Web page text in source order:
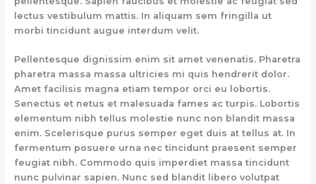
lectus vestibulum mattis. In aliquam sem fringilla ut
morbi tincidunt augue interdum velit.
Pellentesque dignissim enim sit amet venenatis. Pharetra
pharetra massa massa ultricies mi quis hendrerit dolor.
Amet facilisis magna etiam tempor orci eu lobortis.
Senectus et netus et malesuada fames ac turpis. Lobortis
elementum nibh tellus molestie nunc non blandit massa
enim. Scelerisque purus semper eget duis at tellus at. In
fermentum posuere urna nec tincidunt praesent semper
feugiat nibh. Commodo quis imperdiet massa tincidunt
nunc pulvinar sapien. Nunc sed blandit libero volutpat